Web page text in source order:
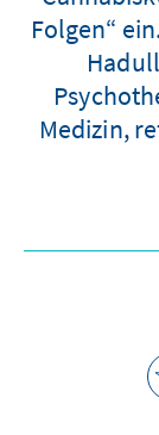
Folgen“
Medizin,